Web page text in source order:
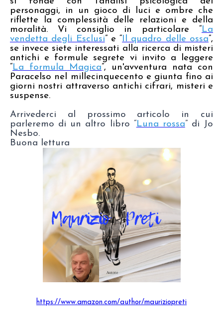
personaggi, in un gioco di luci e ombre che
riflette la complessità delle relazioni e della
moralità. Vi consiglio in particolare “La
vendetta degli Esclusi” e “Il quadro delle ossa”,
se invece siete interessati alla ricerca di misteri
antichi e formule segrete vi invito a leggere
“La formula Magica”, un'avventura nata con
Paracelso nel millecinquecento e giunta fino ai
giorni nostri attraverso antichi cifrari, misteri e
suspense.
Arrivederci al prossimo articolo in cui
parleremo di un altro libro “Luna rossa” di Jo
Nesbo.
Buona lettura
https://www.amazon.com/author/mauriziopreti